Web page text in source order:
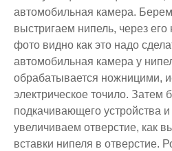
автомобильная камера.
выстригаем нипель, через
фото видно как это надо
автомобильная камера у
обрабатывается ножницими,
электрическое точило. Затем
подкачивающего устройства
увеличиваем отверстие, как
вставки нипеля в отверстие.